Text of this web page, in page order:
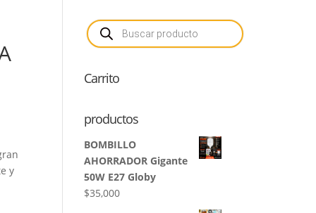
y
Búsqueda
de
productos
Carrito
productos
BOMBILLO
AHORRADOR Gigante
50W E27 Globy
$35,000